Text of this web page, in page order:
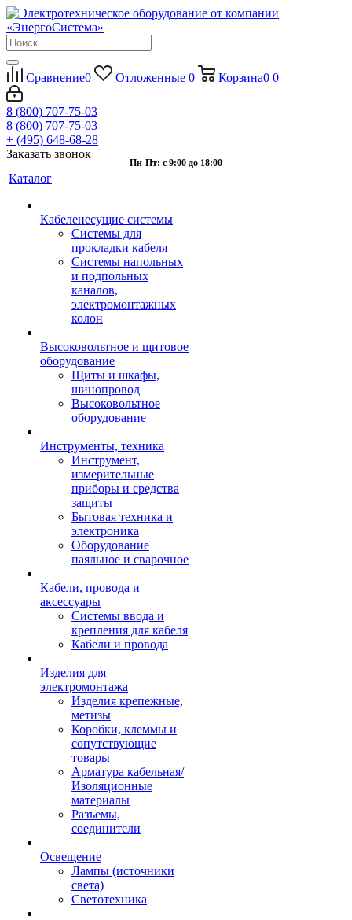
Сравнение0 Отложенные 0 Корзина0 0
8 (800) 707-75-03
8 (800) 707-75-03
+ (495) 648-68-28
Заказать звонок
Пн-Пт: с 9:00 до 18:00
Каталог
Кабеленесущие системы
Системы для
прокладки кабеля
Системы напольных
и подпольных
каналов,
электромонтажных
колон
Высоковольтное и щитовое
оборудование
Щиты и шкафы,
шинопровод
Высоковольтное
оборудование
Инструменты, техника
Инструмент,
измерительные
приборы и средства
защиты
Бытовая техника и
электроника
Оборудование
паяльное и сварочное
Кабели, провода и
аксессуары
Системы ввода и
крепления для кабеля
Кабели и провода
Изделия для
электромонтажа
Изделия крепежные,
метизы
Коробки, клеммы и
сопутствующие
товары
Арматура кабельная/
Изоляционные
материалы
Разъемы,
соединители
Освещение
Лампы (источники
света)
Светотехника